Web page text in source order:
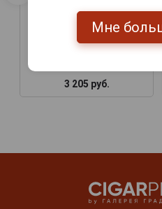
3 205 руб.
Мне